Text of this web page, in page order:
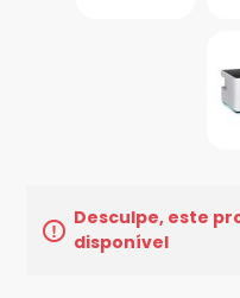
Desculpe, este
disponível